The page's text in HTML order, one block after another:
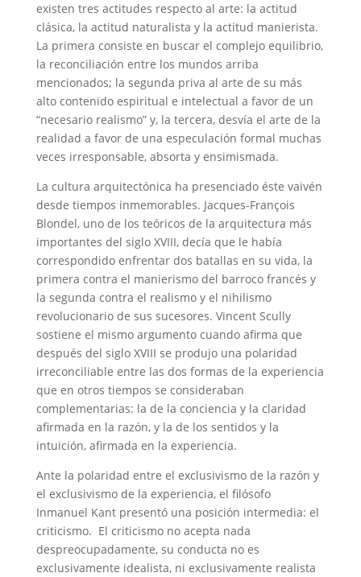
existen tres actitudes respecto al arte: la actitud
clásica, la actitud naturalista y la actitud manierista.
La primera consiste en buscar el complejo equilibrio,
la reconciliación entre los mundos arriba
mencionados; la segunda priva al arte de su más
alto contenido espiritual e intelectual a favor de un
“necesario realismo” y, la tercera, desvía el arte de la
realidad a favor de una especulación formal muchas
veces irresponsable, absorta y ensimismada.
La cultura arquitectónica ha presenciado éste vaivén
desde tiempos inmemorables. Jacques-François
Blondel, uno de los teóricos de la arquitectura más
importantes del siglo XVIII, decía que le había
correspondido enfrentar dos batallas en su vida, la
primera contra el manierismo del barroco francés y
la segunda contra el realismo y el nihilismo
revolucionario de sus sucesores. Vincent Scully
sostiene el mismo argumento cuando afirma que
después del siglo XVIII se produjo una polaridad
irreconciliable entre las dos formas de la experiencia
que en otros tiempos se consideraban
complementarias: la de la conciencia y la claridad
afirmada en la razón, y la de los sentidos y la
intuición, afirmada en la experiencia.
Ante la polaridad entre el exclusivismo de la razón y
el exclusivismo de la experiencia, el filósofo
Inmanuel Kant presentó una posición intermedia: el
criticismo. El criticismo no acepta nada
despreocupadamente, su conducta no es
exclusivamente idealista, ni exclusivamente realista